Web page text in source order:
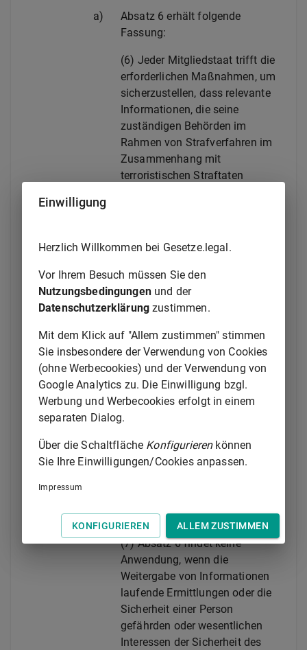
a)
Absatz 6 erhält folgende
Fassung:
(6) Jeder Mitgliedstaat trifft die
erforderlichen Maßnahmen, um
sicherzustellen, dass relevante
Informationen, die seine
zuständigen Behörden im
Rahmen von Strafverfahren im
Zusammenhang mit
terroristischen Straftaten
diese Informationen für die
Ermittlung oder Verfolgung von
terroristischen Straftaten im
Sinne der Richtlinie (EU)
könnten, gemäß den
innerstaatlichen
Rechtsvorschriften und den
einschlägigen internationalen
Rechtsinstrumenten und so
schnell wie möglich — entweder
auf Anfrage oder aus eigener
Initiative — zugänglich gemacht
angefügt:
(7)Absatz 6 findet keine
Anwendung, wenn die
Weitergabe von Informationen
laufende Ermittlungen oder die
Sicherheit einer Person
gefährden oder wesentlichen
Interessen der Sicherheit des
Einwilligung
Herzlich Willkommen bei Gesetze.legal.
Vor Ihrem Besuch müssen Sie den
Nutzungsbedingungenund der
Datenschutzerklärung zustimmen.
Mit dem Klick auf "Allem zustimmen" stimmen
Sie insbesondere der Verwendung von Cookies
(ohne Werbecookies) und der Verwendung von
Google Analytics zu. Die Einwilligung bzgl.
Werbung und Werbecookies erfolgt in einem
separaten Dialog.
Über die Schaltfläche Konfigurierenkönnen
Sie Ihre Einwilligungen/Cookies anpassen.
Impressum
KONFIGURIEREN ALLEM ZUSTIMMEN